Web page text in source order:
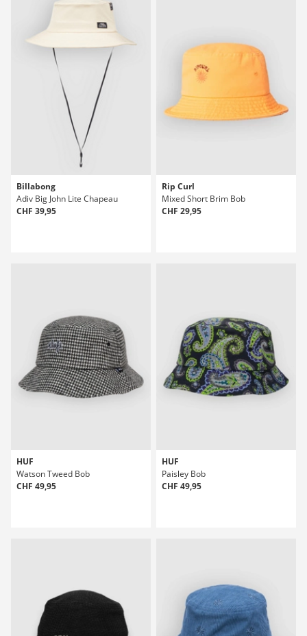
Billabong
Adiv Big John Lite Chapeau
CHF 39,95
Rip Curl
Mixed Short Brim Bob
CHF 29,95
HUF
Watson Tweed Bob
CHF 49,95
HUF
Paisley Bob
CHF 49,95